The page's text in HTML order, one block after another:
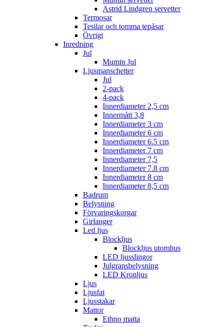
Astrid Lindgren servetter
Termosar
Tesilar och tomma tepåsar
Övrigt
Inredning
Jul
Mumin Jul
Ljusmanschetter
Jul
2-pack
4-pack
Innerdiameter 2,5 cm
Innermått 3,8
Innerdiameter 3 cm
Innerdiameter 6 cm
Innerdiameter 6.5 cm
Innerdiameter 7 cm
Innerdiameter 7,5
Innerdiameter 7.8 cm
Innerdiameter 8 cm
Innerdiameter 8,5 cm
Badrum
Belysning
Förvaringskorgar
Girlanger
Led ljus
Blockljus
Blockljus utomhus
LED ljusslingor
Julgransbelysning
LED Kronljus
Ljus
Ljusfat
Ljusstakar
Mattor
Ethno matta